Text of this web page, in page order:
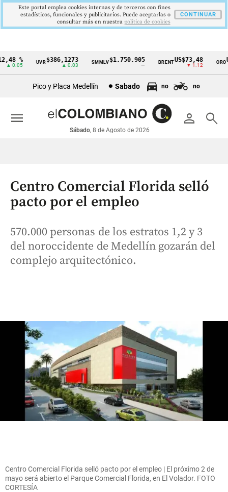
Cintillo
económicos
Colombia
%
0.05
UVR$386,1273
▲ 0.03
SMMLV$1.750.905 BRENTUS$73,48
▼ 1.12
ORO
Pico y Placa Medellín Sabado no no
person search
Sábado, 8 de Agosto de 2026
menu
Centro Comercial Florida selló
pacto por el empleo
570.000 personas de los estratos 1,2 y 3
del noroccidente de Medellín gozarán del
complejo arquitectónico.
Centro Comercial Florida selló pacto por el empleo | El próximo 2 de
mayo será abierto el Parque Comercial Florida, en El Volador. FOTO
CORTESÍA
Este portal emplea cookies internas y de terceros con fines
estadísticos, funcionales y publicitarios. Puede aceptarlas o
consultar más en nuestra politica de cookies
CONTINUAR